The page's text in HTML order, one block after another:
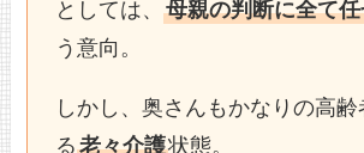
としては、 母親の判断に全て
う意向。
しかし、奥さんもかなりの高
る老々介護状態。